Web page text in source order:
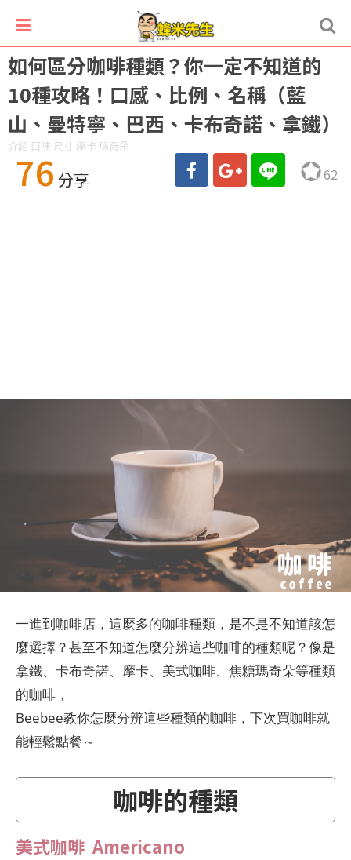
如何區分咖啡種類？你一定不知道的
10種攻略！口感、比例、名稱（藍
山、曼特寧、巴西、卡布奇諾、拿鐵）
介紹 口味 尺寸 摩卡 瑪奇朵
76 分享 62
一進到咖啡店，這麼多的咖啡種類，是不是不知道該怎
麼選擇？甚至不知道怎麼分辨這些咖啡的種類呢？像是
拿鐵、卡布奇諾、摩卡、美式咖啡、焦糖瑪奇朵等種類
的咖啡，
Beebee教你怎麼分辨這些種類的咖啡，下次買咖啡就
能輕鬆點餐～
咖啡的種類
美式咖啡 Americano